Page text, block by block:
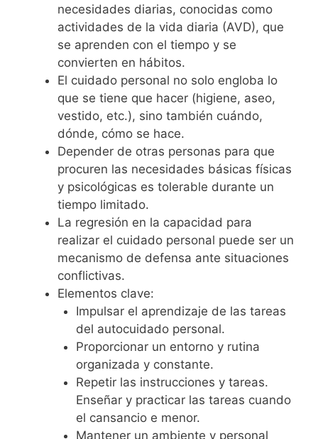
necesidades diarias, conocidas como
actividades de la vida diaria (AVD), que
se aprenden con el tiempo y se
convierten en hábitos.
El cuidado personal no solo engloba lo
que se tiene que hacer (higiene, aseo,
vestido, etc.), sino también cuándo,
dónde, cómo se hace.
Depender de otras personas para que
procuren las necesidades básicas físicas
y psicológicas es tolerable durante un
tiempo limitado.
La regresión en la capacidad para
realizar el cuidado personal puede ser un
mecanismo de defensa ante situaciones
conflictivas.
Elementos clave:
Impulsar el aprendizaje de las tareas
del autocuidado personal.
Proporcionar un entorno y rutina
organizada y constante.
Repetir las instrucciones y tareas.
Enseñar y practicar las tareas cuando
el cansancio e menor.
Mantener un ambiente y personal